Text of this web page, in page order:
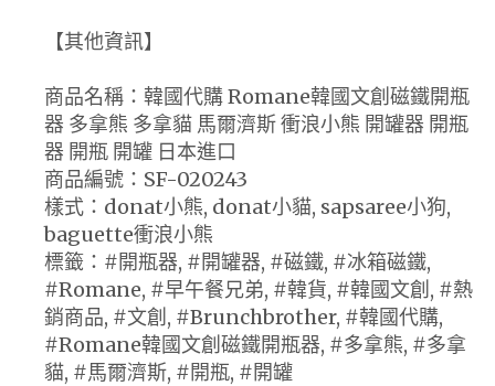
【其他資訊】
商品名稱：韓國代購 Romane韓國文創磁鐵開瓶
器 多拿熊 多拿貓 馬爾濟斯 衝浪小熊 開罐器 開瓶
器 開瓶 開罐 日本進口
商品編號：SF-020243
樣式：donat小熊, donat小貓, sapsaree小狗,
baguette衝浪小熊
標籤：#開瓶器, #開罐器, #磁鐵, #冰箱磁鐵,
#Romane, #早午餐兄弟, #韓貨, #韓國文創, #熱
銷商品, #文創, #Brunchbrother, #韓國代購,
#Romane韓國文創磁鐵開瓶器, #多拿熊, #多拿
貓, #馬爾濟斯, #開瓶, #開罐